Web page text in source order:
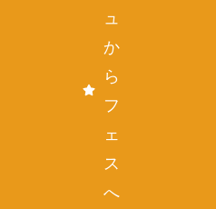
ュ
か
ら
フ
ェ
ス
へ